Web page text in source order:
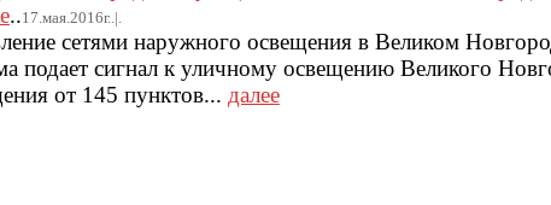
..17.мая.2016г..|.
сетями наружного освещения в Великом
подает сигнал к уличному освещению Великого
от 145 пунктов... далее